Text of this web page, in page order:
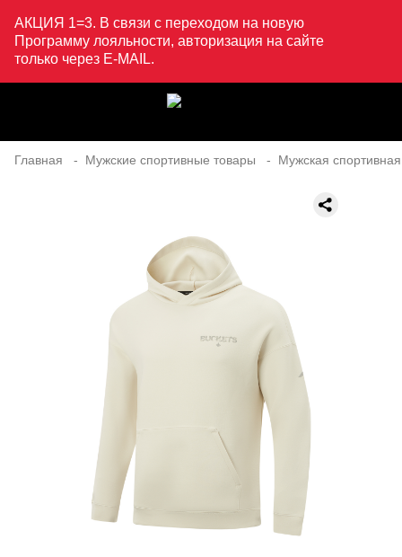
АКЦИЯ 1=3. В связи с переходом на новую
Программу лояльности, авторизация на сайте
только через E-MAIL.
Главная Мужские спортивные товары Мужская